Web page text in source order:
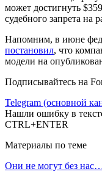
может достигнуть
судебного запрета на
Напомним, в июне
постановил, что
модели на
Подписывайтесь на
Telegram (основной
Нашли ошибку в
CTRL+ENTER
Материалы по теме
Они не могут без